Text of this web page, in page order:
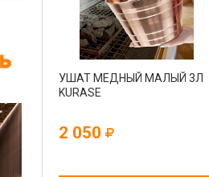
УШАТ МЕДНЫЙ МАЛЫЙ 3Л
KURASE
2 050